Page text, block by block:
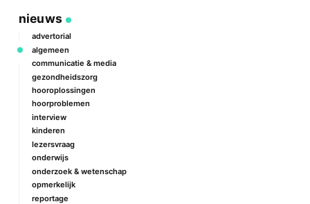
nieuws
advertorial
algemeen
communicatie & media
gezondheidszorg
hooroplossingen
hoorproblemen
interview
kinderen
lezersvraag
onderwijs
onderzoek & wetenschap
opmerkelijk
reportage